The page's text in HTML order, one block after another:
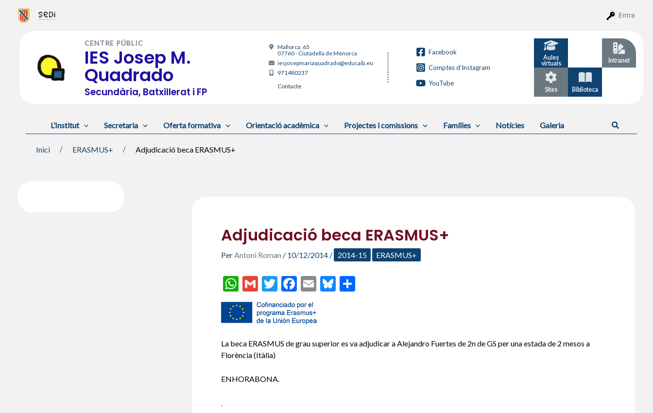
Entra
CENTRE PÚBLIC
IES Josep M.
Quadrado
Secundària, Batxillerat i FP
Mallorca, 65
07760 - Ciutadella de Menorca
iesjosepmariaquadrado@educaib.eu
971480237
Contacte
Facebook
Comptes d'Instagram
YouTube
Aules
virtuals
Intranet
Sites Biblioteca
L’Institut Secretaria Oferta formativa Orientació acadèmica Projectes i comissions Famílies Notícies Galeria Cerca
Inici ERASMUS+ Adjudicació beca ERASMUS+
Adjudicació beca ERASMUS+
PerAntoni Roman / 10/12/2014 / 2014-15 ERASMUS+
W
h
at
A
p
p
G
m
ai
T
w
itt
F
ac
e
o
E
ai
Bl C
ar
La beca ERASMUS de grau superior es va adjudicar a Alejandro Fuertes de 2n de GS per una estada de 2 mesos a
Florència (Itàlia)
ENHORABONA.